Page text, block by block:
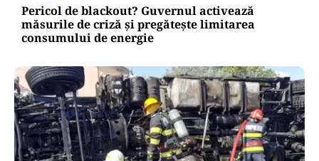
Pericol de blackout? Guvernul activează
măsurile de criză și pregătește limitarea
consumului de energie